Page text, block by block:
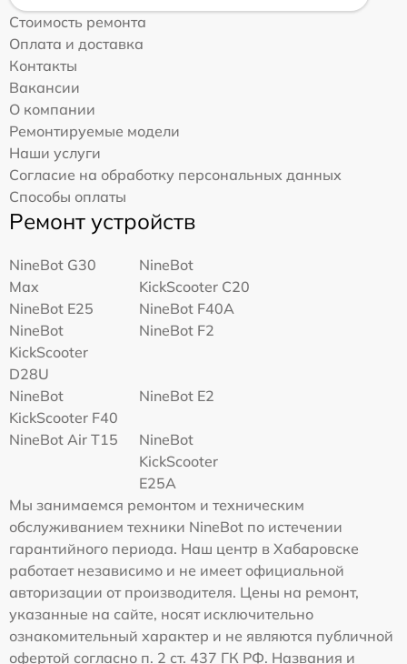
Стоимость ремонта
Оплата и доставка
Контакты
Вакансии
О компании
Ремонтируемые модели
Наши услуги
Согласие на обработку персональных данных
Способы оплаты
Ремонт устройств
NineBot G30
Max
NineBot
KickScooter C20
NineBot E25
NineBot F40A
NineBot
KickScooter
D28U
NineBot F2
NineBot
KickScooter F40
NineBot E2
NineBot Air T15
NineBot
KickScooter
E25A
Мы занимаемся ремонтом и техническим
обслуживанием техники NineBot по истечении
гарантийного периода. Наш центр в Хабаровске
работает независимо и не имеет официальной
авторизации от производителя. Цены на ремонт,
указанные на сайте, носят исключительно
ознакомительный характер и не являются публичной
офертой согласно п. 2 ст. 437 ГК РФ. Названия и